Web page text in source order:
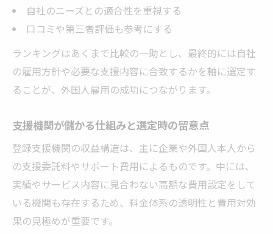
自社のニーズとの適合性を重視する
口コミや第三者評価も参考にする
ランキングはあくまで比較の一助とし、最終的には自社
の雇用方針や必要な支援内容に合致するかを軸に選定す
ることが、外国人雇用の成功につながります。
支援機関が儲かる仕組みと選定時の留意点
登録支援機関の収益構造は、主に企業や外国人本人から
の支援委託料やサポート費用によるものです。中には、
実績やサービス内容に見合わない高額な費用設定をして
いる機関も存在するため、料金体系の透明性と費用対効
果の見極めが重要です。